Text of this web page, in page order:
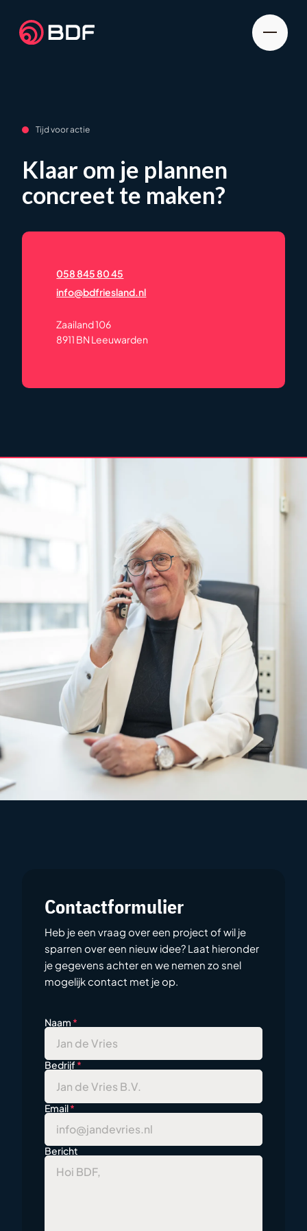
Tijd voor actie
Klaar om je plannen
concreet te maken?
058 845 80 45
info@bdfriesland.nl
Zaailand 106
8911 BN Leeuwarden
Contactformulier
Heb je een vraag over een project of wil je
sparren over een nieuw idee? Laat hieronder
je gegevens achter en we nemen zo snel
mogelijk contact met je op.
Naam *
Bedrijf *
Email*
Bericht